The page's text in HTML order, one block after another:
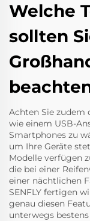
Welche
sollten
Achten Sie zudem
wie einem USB-
Smartphones zu
um Ihre Geräte
Modelle verfügen
die bei einer
einer nächtlichen
SENFLY fertigen
genau diesen
unterwegs